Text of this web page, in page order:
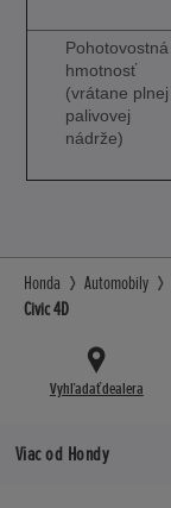
Pohotovostná
hmotnosť
(vrátane plnej
palivovej
nádrže)
Honda Automobily
Civic 4D
Vyhľadať dealera
Viac od Hondy